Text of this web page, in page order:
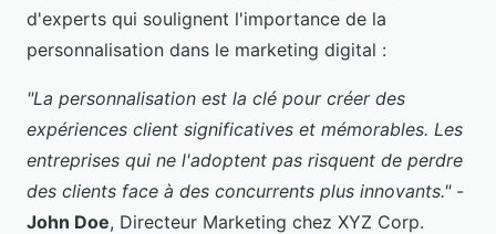
d'experts qui soulignent l'importance de la
personnalisation dans le marketing digital :
"La personnalisation est la clé pour créer des
expériences client significatives et mémorables. Les
entreprises qui ne l'adoptent pas risquent de perdre
des clients face à des concurrents plus innovants."-
John Doe, Directeur Marketing chez XYZ Corp.